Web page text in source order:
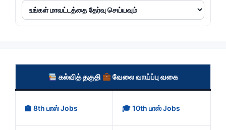
கல்வித் தகுதி வேலை வாய்ப்பு வகை
🏫 8th பாஸ் Jobs 🎓 10th பாஸ் Jobs